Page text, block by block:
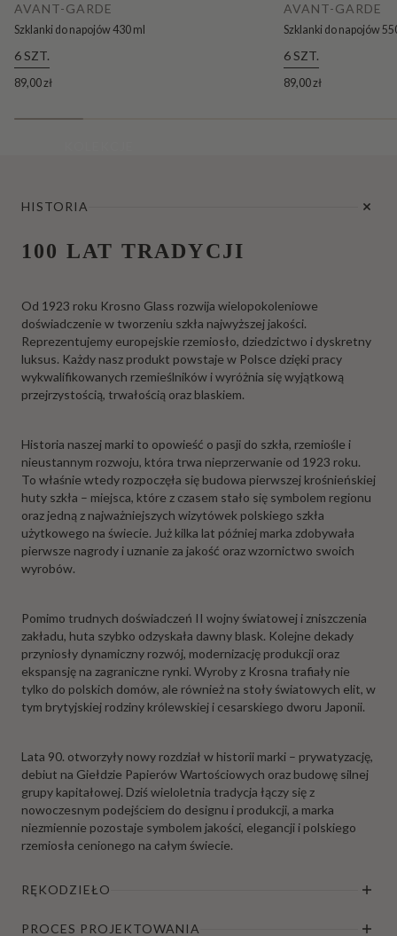
AVANT-GARDE
Szklanki do napojów 430 ml
6 SZT.
89,00 zł
AVANT-GARDE
Szklanki do napojów
6 SZT.
89,00 zł
HISTORIA
100 LAT TRADYCJI
Od 1923 roku Krosno Glass rozwija wielopokoleniowe
doświadczenie w tworzeniu szkła najwyższej jakości.
Reprezentujemy europejskie rzemiosło, dziedzictwo i dyskretny
luksus. Każdy nasz produkt powstaje w Polsce dzięki pracy
wykwalifikowanych rzemieślników i wyróżnia się wyjątkową
przejrzystością, trwałością oraz blaskiem.
Historia naszej marki to opowieść o pasji do szkła, rzemiośle i
nieustannym rozwoju, która trwa nieprzerwanie od 1923 roku.
To właśnie wtedy rozpoczęła się budowa pierwszej krośnieńskiej
huty szkła – miejsca, które z czasem stało się symbolem regionu
oraz jedną z najważniejszych wizytówek polskiego szkła
użytkowego na świecie. Już kilka lat później marka zdobywała
pierwsze nagrody i uznanie za jakość oraz wzornictwo swoich
wyrobów.
Pomimo trudnych doświadczeń II wojny światowej i zniszczenia
zakładu, huta szybko odzyskała dawny blask. Kolejne dekady
przyniosły dynamiczny rozwój, modernizację produkcji oraz
ekspansję na zagraniczne rynki. Wyroby z Krosna trafiały nie
tylko do polskich domów, ale również na stoły światowych elit, w
tym brytyjskiej rodziny królewskiej i cesarskiego dworu Japonii.
Lata 90. otworzyły nowy rozdział w historii marki – prywatyzację,
debiut na Giełdzie Papierów Wartościowych oraz budowę silnej
grupy kapitałowej. Dziś wieloletnia tradycja łączy się z
nowoczesnym podejściem do designu i produkcji, a marka
niezmiennie pozostaje symbolem jakości, elegancji i polskiego
rzemiosła cenionego na całym świecie.
RĘKODZIEŁO
PROCES PROJEKTOWANIA